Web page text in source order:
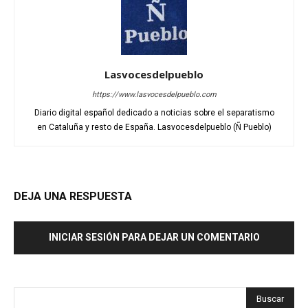
Lasvocesdelpueblo
https://www.lasvocesdelpueblo.com
Diario digital español dedicado a noticias sobre el separatismo
en Cataluña y resto de España. Lasvocesdelpueblo (Ñ Pueblo)
DEJA UNA RESPUESTA
INICIAR SESIÓN PARA DEJAR UN COMENTARIO